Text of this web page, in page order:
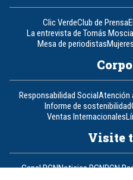
Clic VerdeClub de Prensa
La entrevista de Tomás
Mesa de periodistas
Responsabilidad SocialAtención
Informe de sostenibilidad
Ventas Internacionales
Visite
Canal RCNNoticias RCNRCN